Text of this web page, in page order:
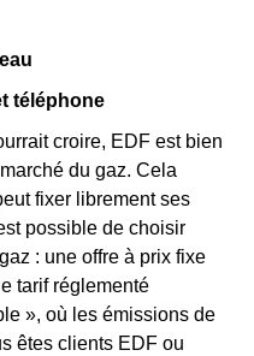
téléphone
croire, EDF est bien
du gaz. Cela
fixer librement ses
possible de choisir
: une offre à prix fixe
tarif réglementé
», où les émissions de
êtes clients EDF ou